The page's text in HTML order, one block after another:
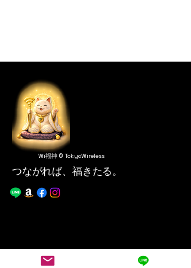
Wi福神 © TokyoWireless
つながれば、福きたる。